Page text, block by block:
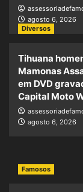
agosto 6, 2026
Diversos
Tihuana
Mamonas
em DVD
Capital Moto
agosto 6, 2026
Famosos